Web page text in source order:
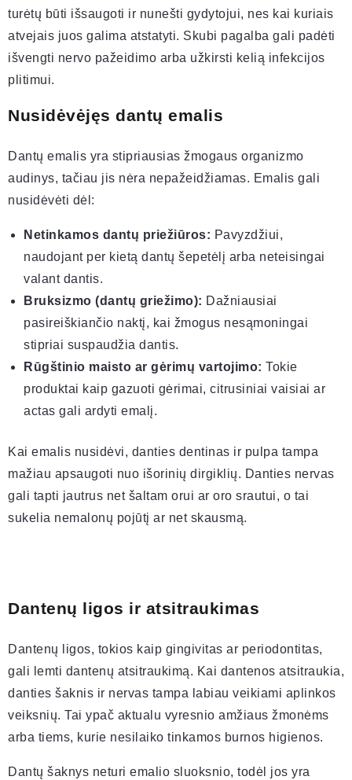
turėtų būti išsaugoti ir nunešti gydytojui, nes kai kuriais
atvejais juos galima atstatyti. Skubi pagalba gali padėti
išvengti nervo pažeidimo arba užkirsti kelią infekcijos
plitimui.
Nusidėvėjęs dantų emalis
Dantų emalis yra stipriausias žmogaus organizmo
audinys, tačiau jis nėra nepažeidžiamas. Emalis gali
nusidėvėti dėl:
Netinkamos dantų priežiūros: Pavyzdžiui,
naudojant per kietą dantų šepetėlį arba neteisingai
valant dantis.
Bruksizmo (dantų griežimo): Dažniausiai
pasireiškiančio naktį, kai žmogus nesąmoningai
stipriai suspaudžia dantis.
Rūgštinio maisto ar gėrimų vartojimo: Tokie
produktai kaip gazuoti gėrimai, citrusiniai vaisiai ar
actas gali ardyti emalį.
Kai emalis nusidėvi, danties dentinas ir pulpa tampa
mažiau apsaugoti nuo išorinių dirgiklių. Danties nervas
gali tapti jautrus net šaltam orui ar oro srautui, o tai
sukelia nemalonų pojūtį ar net skausmą.
Dantenų ligos ir atsitraukimas
Dantenų ligos, tokios kaip gingivitas ar periodontitas,
gali lemti dantenų atsitraukimą. Kai dantenos atsitraukia,
danties šaknis ir nervas tampa labiau veikiami aplinkos
veiksnių. Tai ypač aktualu vyresnio amžiaus žmonėms
arba tiems, kurie nesilaiko tinkamos burnos higienos.
Dantų šaknys neturi emalio sluoksnio, todėl jos yra